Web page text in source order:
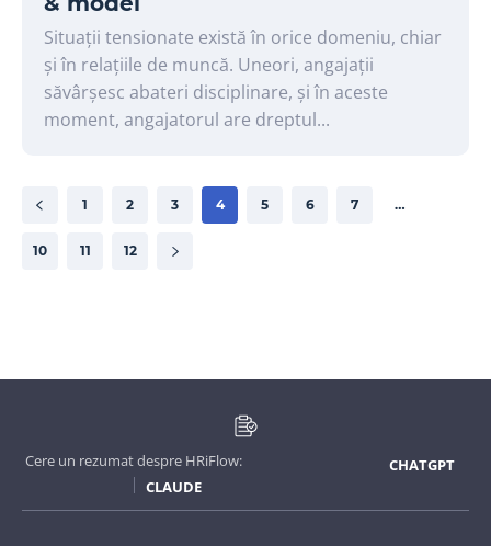
Situații tensionate există în orice domeniu, chiar
și în relațiile de muncă. Uneori, angajații
săvârșesc abateri disciplinare, și în aceste
moment, angajatorul are dreptul...
1 2 3 4 5 6 7 …
10 11 12
Cere un rezumat despre HRiFlow:
CHATGPT
CLAUDE